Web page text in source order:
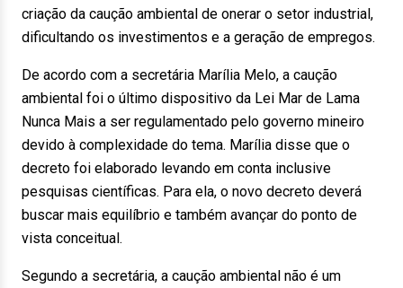
criação da caução ambiental de onerar o setor industrial,
dificultando os investimentos e a geração de empregos.
De acordo com a secretária Marília Melo, a caução
ambiental foi o último dispositivo da Lei Mar de Lama
Nunca Mais a ser regulamentado pelo governo mineiro
devido à complexidade do tema. Marília disse que o
decreto foi elaborado levando em conta inclusive
pesquisas científicas. Para ela, o novo decreto deverá
buscar mais equilíbrio e também avançar do ponto de
vista conceitual.
Segundo a secretária, a caução ambiental não é um